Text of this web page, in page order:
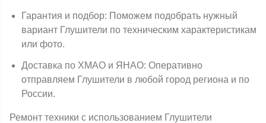
Гарантия и подбор: Поможем подобрать нужный
вариант Глушители по техническим характеристикам
или фото.
Доставка по ХМАО и ЯНАО: Оперативно
отправляем Глушители в любой город региона и по
России.
Ремонт техники с использованием Глушители